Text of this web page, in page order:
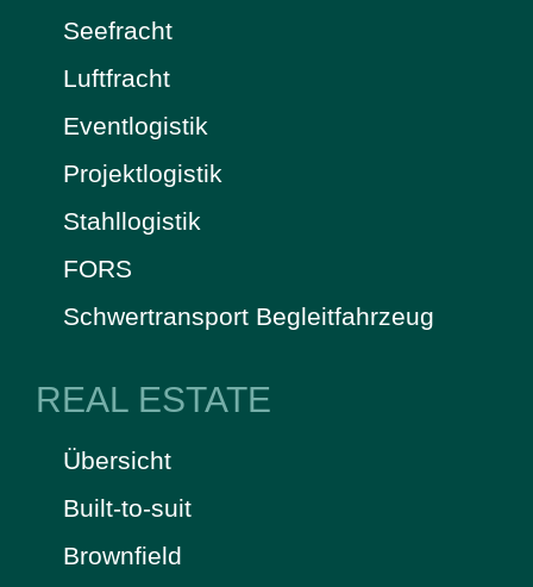
Seefracht
Luftfracht
Eventlogistik
Projektlogistik
Stahllogistik
FORS
Schwertransport Begleitfahrzeug
REAL ESTATE
Übersicht
Built-to-suit
Brownfield